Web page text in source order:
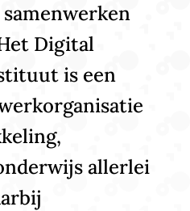
Digital
is een
allerlei